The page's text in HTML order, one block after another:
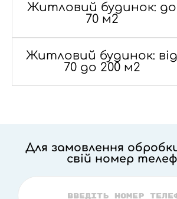
Житловий будинок: до
70 м2
Житловий будинок: від
70 до 200 м2
Для замовлення
свій номер